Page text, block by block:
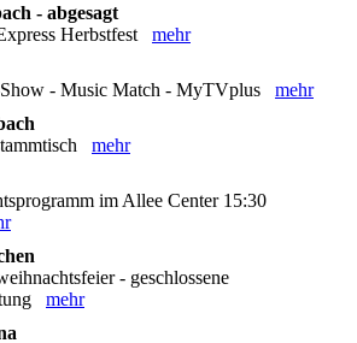
- abgesagt
Herbstfest mehr
- Music Match - MyTVplus mehr
mehr
im Allee Center 15:30
- geschlossene
mehr